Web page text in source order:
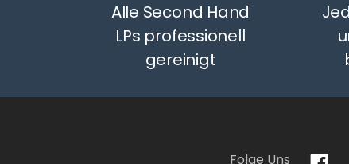
Alle Second Hand
LPs professionell
gereinigt
Folge Uns